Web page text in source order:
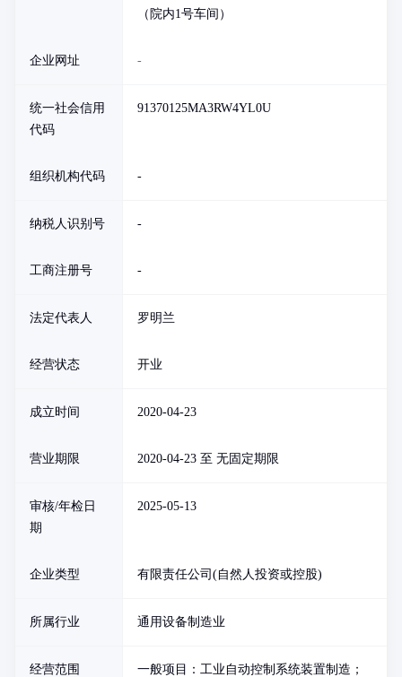
（院内1号车间）
企业网址 -
统一社会信用
代码
91370125MA3RW4YL0U
组织机构代码 -
纳税人识别号 -
工商注册号 -
法定代表人 罗明兰
经营状态 开业
成立时间 2020-04-23
营业期限 2020-04-23 至 无固定期限
审核/年检日
期
2025-05-13
企业类型 有限责任公司(自然人投资或控股)
所属行业 通用设备制造业
经营范围
一般项目：工业自动控制系统装置制造；